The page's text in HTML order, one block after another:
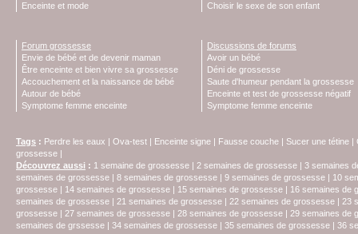
Enceinte et mode
Choisir le sexe de son enfant
Forum grossesse
Envie de bébé et de devenir maman
Être enceinte et bien vivre sa grossesse
Accouchement et la naissance de bébé
Autour de bébé
Symptome femme enceinte
Discussions de forums
Avoir un bébé
Déni de grossesse
Saute d'humeur pendant la grossesse
Enceinte et test de grossesse négatif
Symptome femme enceinte
Tags : Perdre les eaux | Ova-test | Enceinte signe | Fausse couche | Sucer une tétine |
grossesse |
Découvrez aussi : 1 semaine de grossesse | 2 semaines de grossesse | 3 semaines
semaines de grossesse | 8 semaines de grossesse | 9 semaines de grossesse | 10
grossesse | 14 semaines de grossesse | 15 semaines de grossesse | 16 semaines de
semaines de grossesse | 21 semaines de grossesse | 22 semaines de grossesse | 23
grossesse | 27 semaines de grossesse | 28 semaines de grossesse | 29 semaines de
semaines de grssesse | 34 semaines de grossesse | 35 semaines de grossesse | 36